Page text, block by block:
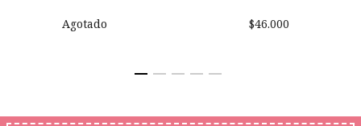
Agotado $46.000